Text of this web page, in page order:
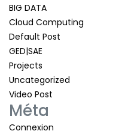
BIG DATA
Cloud Computing
Default Post
GED|SAE
Projects
Uncategorized
Video Post
Méta
Connexion